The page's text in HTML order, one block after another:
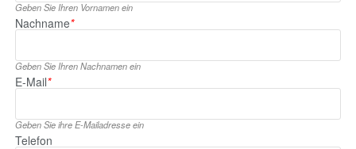
Geben Sie Ihren Vornamen ein
Nachname*
Geben Sie Ihren Nachnamen ein
E‑Mail*
Geben Sie ihre E‑Mailadresse ein
Telefon